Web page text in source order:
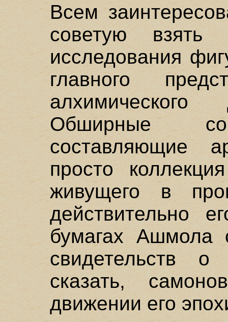
Всем
советую взять
исследования
главного
Обширные
составляющие
просто
живущего в
действительно
бумагах Ашмола
свидетельств
сказать,
движении его